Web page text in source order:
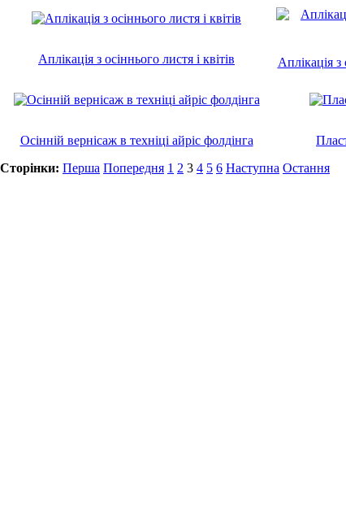
Аплікація з осіннього листя і квітів Аплікація
Осінній вернісаж в техніці айріс фолдінга
Сторінки: Перша Попередня 1 2 3 4 5 6 Наступна Остання